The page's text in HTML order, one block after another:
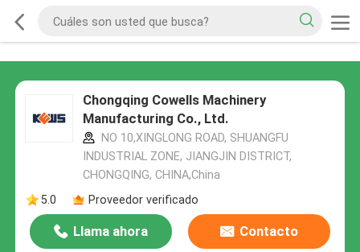
Chongqing Cowells Machinery
Manufacturing Co., Ltd.
NO 10,XINGLONG ROAD, SHUANGFU
INDUSTRIAL ZONE, JIANGJIN DISTRICT,
CHONGQING, CHINA,China
5.0
Proveedor verificado
Llama ahora Contacto